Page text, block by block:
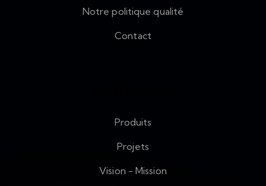
Notre politique qualité
Contact
Produits
Projets
Vision - Mission